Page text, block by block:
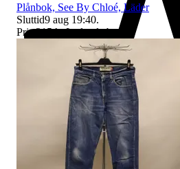
Plånbok, See By Chloé, Läder
Sluttid9 aug 19:40.
Pris:215 kr,Ledande bud